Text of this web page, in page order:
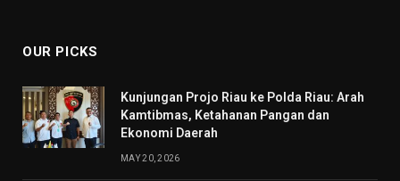
OUR PICKS
Kunjungan Projo Riau ke Polda Riau: Arah
Kamtibmas, Ketahanan Pangan dan
Ekonomi Daerah
MAY 20, 2026